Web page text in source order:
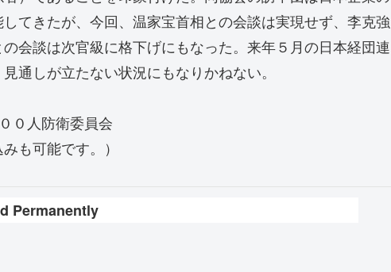
てきたが、今回、温家宝首相との会談は実現せず、李克強
会談は次官級に格下げにもなった。来年５月の日本経団連
通しが立たない状況にもなりかねない。
０人防衛委員会
も可能です。）
Permanently